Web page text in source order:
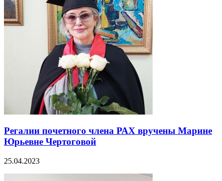
Регалии почетного члена РАХ вручены Марине
Юрьевне Чертоговой
25.04.2023